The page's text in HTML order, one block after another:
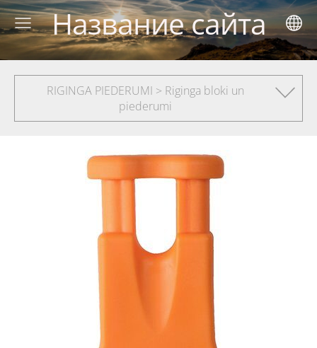
Название сайта
RIGINGA PIEDERUMI > Riginga bloki un
piederumi